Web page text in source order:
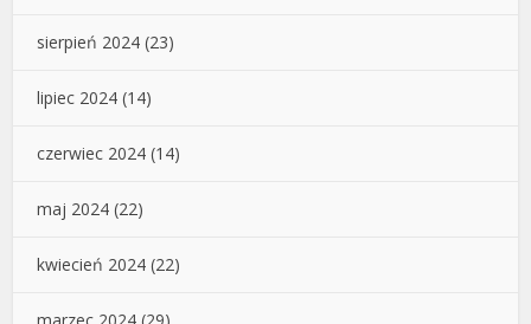
sierpień 2024 (23)
lipiec 2024 (14)
czerwiec 2024 (14)
maj 2024 (22)
kwiecień 2024 (22)